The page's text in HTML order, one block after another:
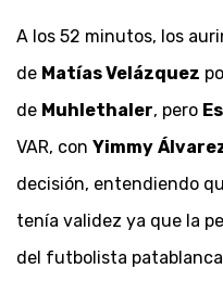
A los 52 minutos, los
de Matías Velázquez
de Muhlethaler, pero
VAR, con Yimmy
decisión, entendiendo
tenía validez ya que la
del futbolista